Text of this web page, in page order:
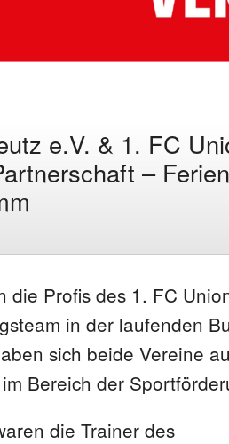
e.V. & 1. FC
–
die Profis des 1. FC
in der laufenden
sich beide Vereine
Bereich der
die Trainer des